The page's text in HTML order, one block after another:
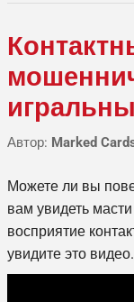
Автор: Marked
Можете ли вы
вам увидеть
восприятие
увидите это видео.